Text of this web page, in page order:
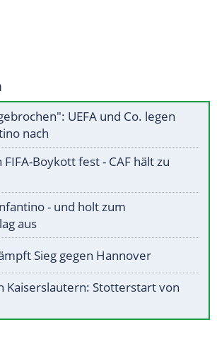
UEFA und Co. legen
nach
FIFA-Boykott fest - CAF hält zu
- und holt zum
aus
Sieg gegen Hannover
Kaiserslautern: Stotterstart von